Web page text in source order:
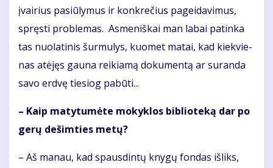
įvai­rius pa­siū­ly­mus ir kon­kre­čius pa­gei­da­vi­mus,
spręs­ti pro­ble­mas. As­me­niš­kai man la­bai pa­tin­ka
tas nuo­la­ti­nis šur­mu­lys, kuo­met ma­tai, kad kiek­vie­
nas at­ėjęs gau­na rei­kia­mą do­ku­men­tą ar su­ran­da
sa­vo erd­vę tie­siog pa­bū­ti...
– Kaip ma­ty­tu­mė­te mo­kyk­los bib­lio­te­ką dar po
ge­rų de­šim­ties me­tų?
– Aš ma­nau, kad spaus­din­tų kny­gų fon­das iš­liks,